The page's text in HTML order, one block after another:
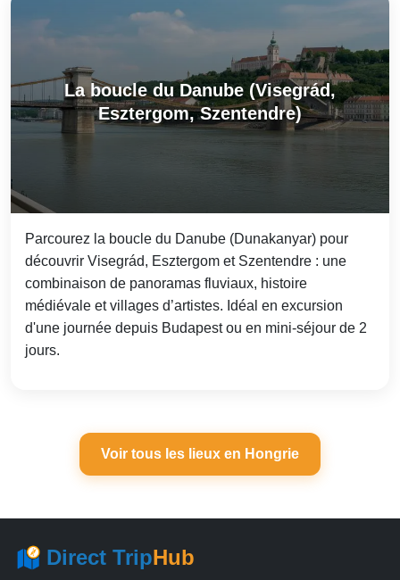
La boucle du Danube (Visegrád,
Esztergom, Szentendre)
Parcourez la boucle du Danube (Dunakanyar) pour
découvrir Visegrád, Esztergom et Szentendre : une
combinaison de panoramas fluviaux, histoire
médiévale et villages d’artistes. Idéal en excursion
d'une journée depuis Budapest ou en mini-séjour de 2
jours.
Voir tous les lieux en Hongrie
Direct TripHub